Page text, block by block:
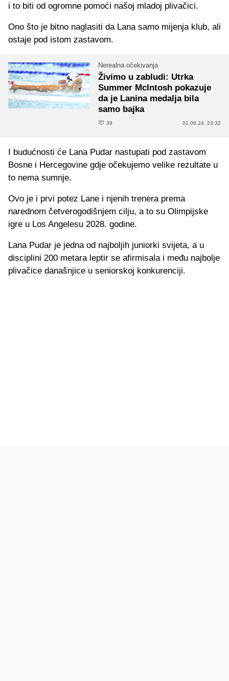
i to biti od ogromne pomoći našoj mladoj plivačici.
Ono što je bitno naglasiti da Lana samo mijenja klub, ali
ostaje pod istom zastavom.
Nerealna očekivanja
Živimo u zabludi: Utrka
Summer McIntosh pokazuje
da je Lanina medalja bila
samo bajka
39 01.08.24. 23:32
I budućnosti će Lana Pudar nastupati pod zastavom
Bosne i Hercegovine gdje očekujemo velike rezultate u
to nema sumnje.
Ovo je i prvi potez Lane i njenih trenera prema
narednom četverogodišnjem cilju, a to su Olimpijske
igre u Los Angelesu 2028. godine.
Lana Pudar je jedna od najboljih juniorki svijeta, a u
disciplini 200 metara leptir se afirmisala i među najbolje
plivačice današnjice u seniorskoj konkurenciji.